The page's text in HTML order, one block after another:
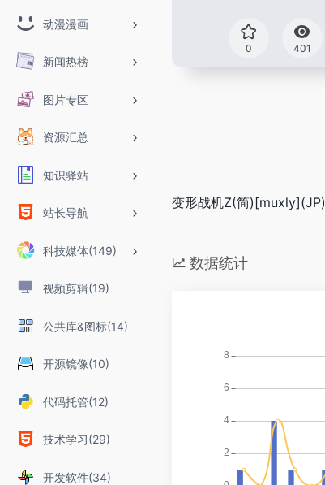
动漫漫画
新闻热榜
图片专区
资源汇总
知识驿站
站长导航
科技媒体(149)
视频剪辑(19)
公共库&图标(14)
开源镜像(10)
代码托管(12)
技术学习(29)
开发软件(34)
0 401
变形战机Z(简
数据统计